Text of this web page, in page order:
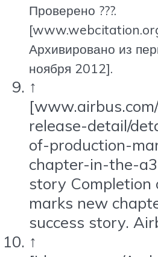
Проверено ???.
Архивировано из
ноября 2012].
↑
release-detail/
of-production-
chapter-in-the-
story Completion
marks new
success story.
↑